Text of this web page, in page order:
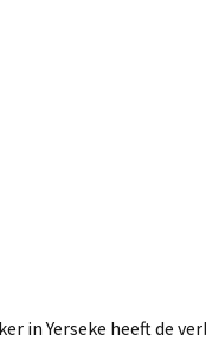
in Yerseke heeft de